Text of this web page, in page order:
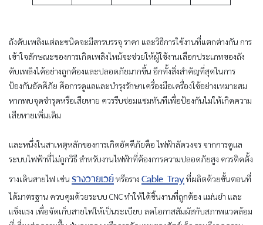
ถังดับเพลิงแต่ละชนิดจะมีสารบรรจุ ราคา และวิธีการใช้งานที่แตกต่างกัน การ
เข้าใจลักษณะของการเกิดเพลิงไหม้จะช่วยให้ผู้ใช้งานเลือกประเภทของถัง
ดับเพลิงได้อย่างถูกต้องและปลอดภัยมากขึ้น อีกทั้งสิ่งสำคัญที่สุดในการ
ป้องกันอัคคีภัย คือการดูแลและบำรุงรักษาเครื่องมือเครื่องใช้อย่างเหมาะสม
หากพบจุดชำรุดหรือเสียหาย ควรรีบซ่อมแซมทันทีเพื่อป้องกันไม่ให้เกิดความ
เสียหายเพิ่มเติม
และหนึ่งในสาเหตุหลักของการเกิดอัคคีภัยคือ ไฟฟ้าลัดวงจร จากการดูแล
ระบบไฟฟ้าที่ไม่ถูกวิธี สำหรับงานไฟฟ้าที่ต้องการความปลอดภัยสูง ควรติดตั้ง
รางเดินสายไฟ เช่น รางวายเวย์หรือราง Cable Trayที่ผลิตด้วยขั้นตอนที่
ได้มาตรฐาน ควบคุมด้วยระบบ CNC ทำให้ได้ชิ้นงานที่ถูกต้อง แม่นยำ และ
แข็งแรง เพื่อจัดเก็บสายไฟให้เป็นระเบียบ ลดโอกาสสัมผัสกับสภาพแวดล้อม